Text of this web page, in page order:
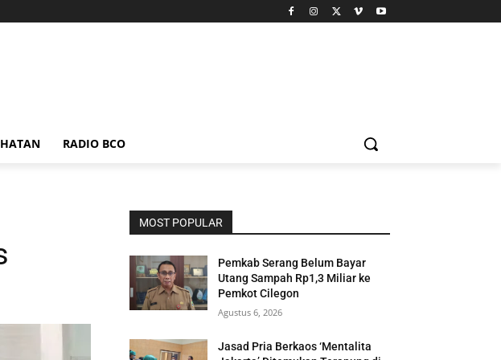
RADIO BCO
MOST POPULAR
Pemkab Serang Belum Bayar
Utang Sampah Rp1,3 Miliar ke
Pemkot Cilegon
Agustus 6, 2026
Jasad Pria Berkaos ‘Mentalita